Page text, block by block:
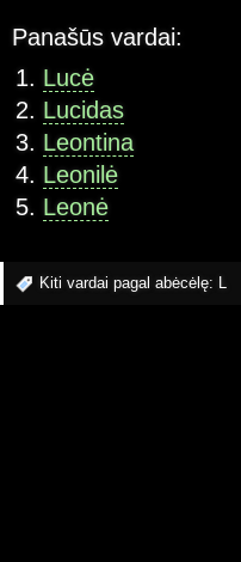
Panašūs vardai:
Lucė
Lucidas
Leontina
Leonilė
Leonė
Kiti vardai pagal abėcėlę: L